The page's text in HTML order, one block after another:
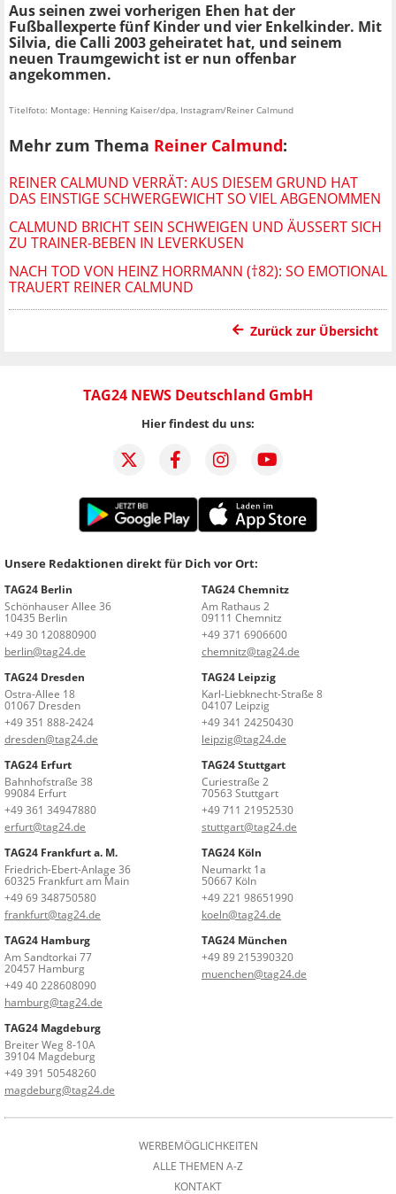
Aus seinen zwei vorherigen Ehen hat der
Fußballexperte fünf Kinder und vier Enkelkinder. Mit
Silvia, die Calli 2003 geheiratet hat, und seinem
neuen Traumgewicht ist er nun offenbar
angekommen.
Titelfoto: Montage: Henning Kaiser/dpa, Instagram/Reiner Calmund
Mehr zum Thema Reiner Calmund:
REINER CALMUND VERRÄT: AUS DIESEM GRUND HAT
DAS EINSTIGE SCHWERGEWICHT SO VIEL ABGENOMMEN
CALMUND BRICHT SEIN SCHWEIGEN UND ÄUSSERT SICH Z
U TRAINER-BEBEN IN LEVERKUSEN
NACH TOD VON HEINZ HORRMANN (†82): SO EMOTIONAL
TRAUERT REINER CALMUND
Zurück zur Übersicht
TAG24 NEWS Deutschland GmbH
Hier findest du uns:
Unsere Redaktionen direkt für Dich vor Ort:
TAG24 Berlin
Schönhauser Allee 36
10435 Berlin
+49 30 120880900
berlin@tag24.de
TAG24 Chemnitz
Am Rathaus 2
09111 Chemnitz
+49 371 6906600
chemnitz@tag24.de
TAG24 Dresden
Ostra-Allee 18
01067 Dresden
+49 351 888-2424
dresden@tag24.de
TAG24 Leipzig
Karl-Liebknecht-Straße 8
04107 Leipzig
+49 341 24250430
leipzig@tag24.de
TAG24 Erfurt
Bahnhofstraße 38
99084 Erfurt
+49 361 34947880
erfurt@tag24.de
TAG24 Stuttgart
Curiestraße 2
70563 Stuttgart
+49 711 21952530
stuttgart@tag24.de
TAG24 Frankfurt a. M.
Friedrich-Ebert-Anlage 36
60325 Frankfurt am Main
+49 69 348750580
frankfurt@tag24.de
TAG24 Köln
Neumarkt 1a
50667 Köln
+49 221 98651990
koeln@tag24.de
TAG24 Hamburg
Am Sandtorkai 77
20457 Hamburg
+49 40 228608090
hamburg@tag24.de
TAG24 München
+49 89 215390320
muenchen@tag24.de
TAG24 Magdeburg
Breiter Weg 8-10A
39104 Magdeburg
+49 391 50548260
magdeburg@tag24.de
WERBEMÖGLICHKEITEN
ALLE THEMEN A-Z
KONTAKT